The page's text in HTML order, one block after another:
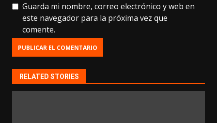
Guarda mi nombre, correo electrónico y web en
este navegador para la próxima vez que
comente.
RELATED STORIES